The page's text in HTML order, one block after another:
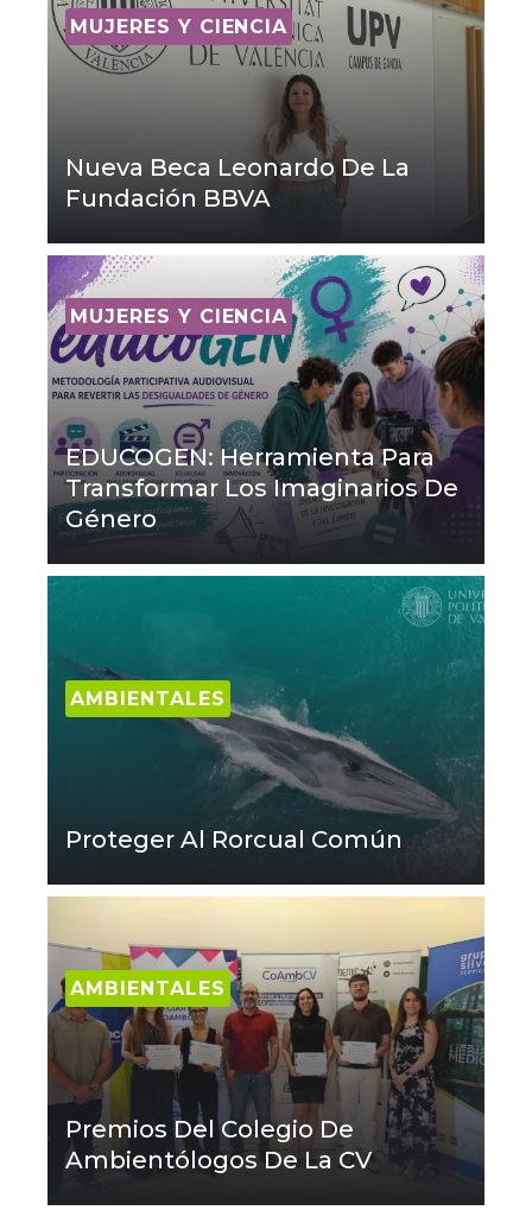
MUJERES Y CIENCIA
Nueva Beca Leonardo De La
Fundación BBVA
MUJERES Y CIENCIA
EDUCOGEN: Herramienta Para
Transformar Los Imaginarios De
Género
AMBIENTALES
Proteger Al Rorcual Común
AMBIENTALES
Premios Del Colegio De
Ambientólogos De La CV